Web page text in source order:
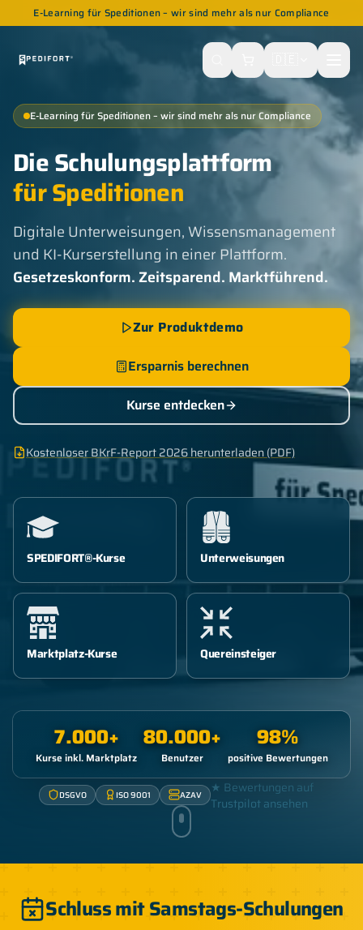
E-Learning für Speditionen – wir sind mehr als nur Compliance
E-Learning für Speditionen – wir sind mehr als nur Compliance
Die Schulungsplattform
für Speditionen
Digitale Unterweisungen, Wissensmanagement
und KI-Kurserstellung in einer Plattform.
Gesetzeskonform. Zeitsparend. Marktführend.
Zur Produktdemo
Ersparnis berechnen
Kurse entdecken
Kostenloser BKrF-Report 2026 herunterladen (PDF)
SPEDIFORT®-Kurse Unterweisungen
Marktplatz-Kurse Quereinsteiger
7.000+
Kurse inkl. Marktplatz
80.000+
Benutzer
98%
positive Bewertungen
DSGVO ISO 9001 AZAV
★ Bewertungen auf
Trustpilot ansehen
Schluss mit Samstags-Schulungen